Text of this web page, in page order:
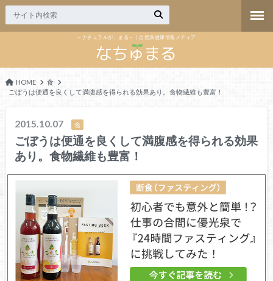
～ナチュラルが、まる～｜自然派健康情報メディア
HOME
食
ごぼうは便通を良くして満腹感を得られる効果あり。食物繊維も豊富！
2015.10.07 食
ごぼうは便通を良くして満腹感を得られる効果
あり。食物繊維も豊富！